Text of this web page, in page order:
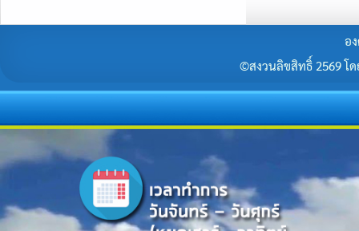
อ
©สงวนลิขสิทธิ์ 2569 โ